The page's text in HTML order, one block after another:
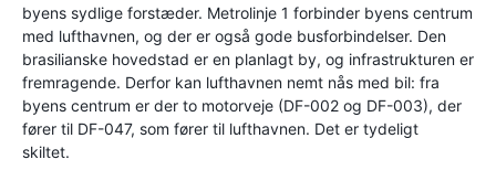
byens sydlige forstæder. Metrolinje 1 forbinder byens centrum
med lufthavnen, og der er også gode busforbindelser. Den
brasilianske hovedstad er en planlagt by, og infrastrukturen er
fremragende. Derfor kan lufthavnen nemt nås med bil: fra
byens centrum er der to motorveje (DF-002 og DF-003), der
fører til DF-047, som fører til lufthavnen. Det er tydeligt
skiltet.